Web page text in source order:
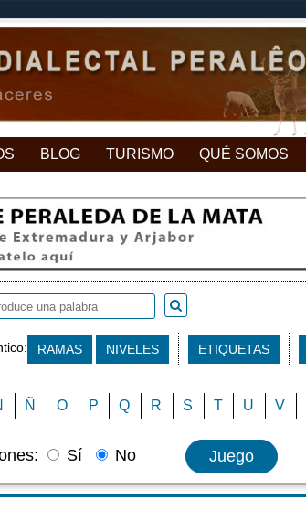
BLOG TURISMO QUÉ SOMOS
RAMAS NIVELES ETIQUETAS
Ñ O P Q R S T U V
Sí No Juego